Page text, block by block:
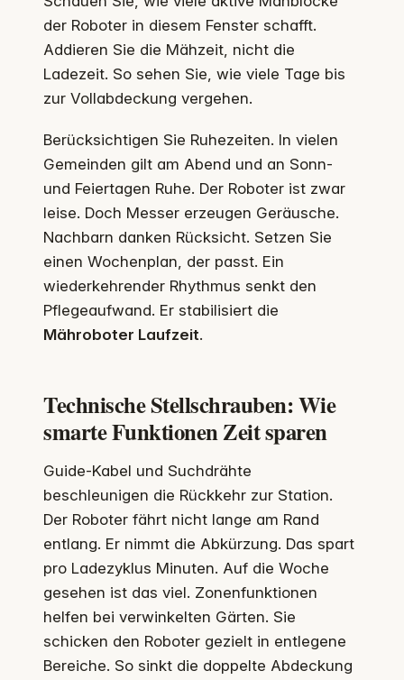
der Roboter in diesem Fenster schafft.
Addieren Sie die Mähzeit, nicht die
Ladezeit. So sehen Sie, wie viele Tage bis
zur Vollabdeckung vergehen.
Berücksichtigen Sie Ruhezeiten. In vielen
Gemeinden gilt am Abend und an Sonn-
und Feiertagen Ruhe. Der Roboter ist zwar
leise. Doch Messer erzeugen Geräusche.
Nachbarn danken Rücksicht. Setzen Sie
einen Wochenplan, der passt. Ein
wiederkehrender Rhythmus senkt den
Pflegeaufwand. Er stabilisiert die
Mähroboter Laufzeit.
Technische Stellschrauben: Wie
smarte Funktionen Zeit sparen
Guide-Kabel und Suchdrähte
beschleunigen die Rückkehr zur Station.
Der Roboter fährt nicht lange am Rand
entlang. Er nimmt die Abkürzung. Das spart
pro Ladezyklus Minuten. Auf die Woche
gesehen ist das viel. Zonenfunktionen
helfen bei verwinkelten Gärten. Sie
schicken den Roboter gezielt in entlegene
Bereiche. So sinkt die doppelte Abdeckung